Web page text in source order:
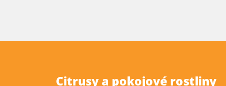
Citrusy a pokojové rostliny